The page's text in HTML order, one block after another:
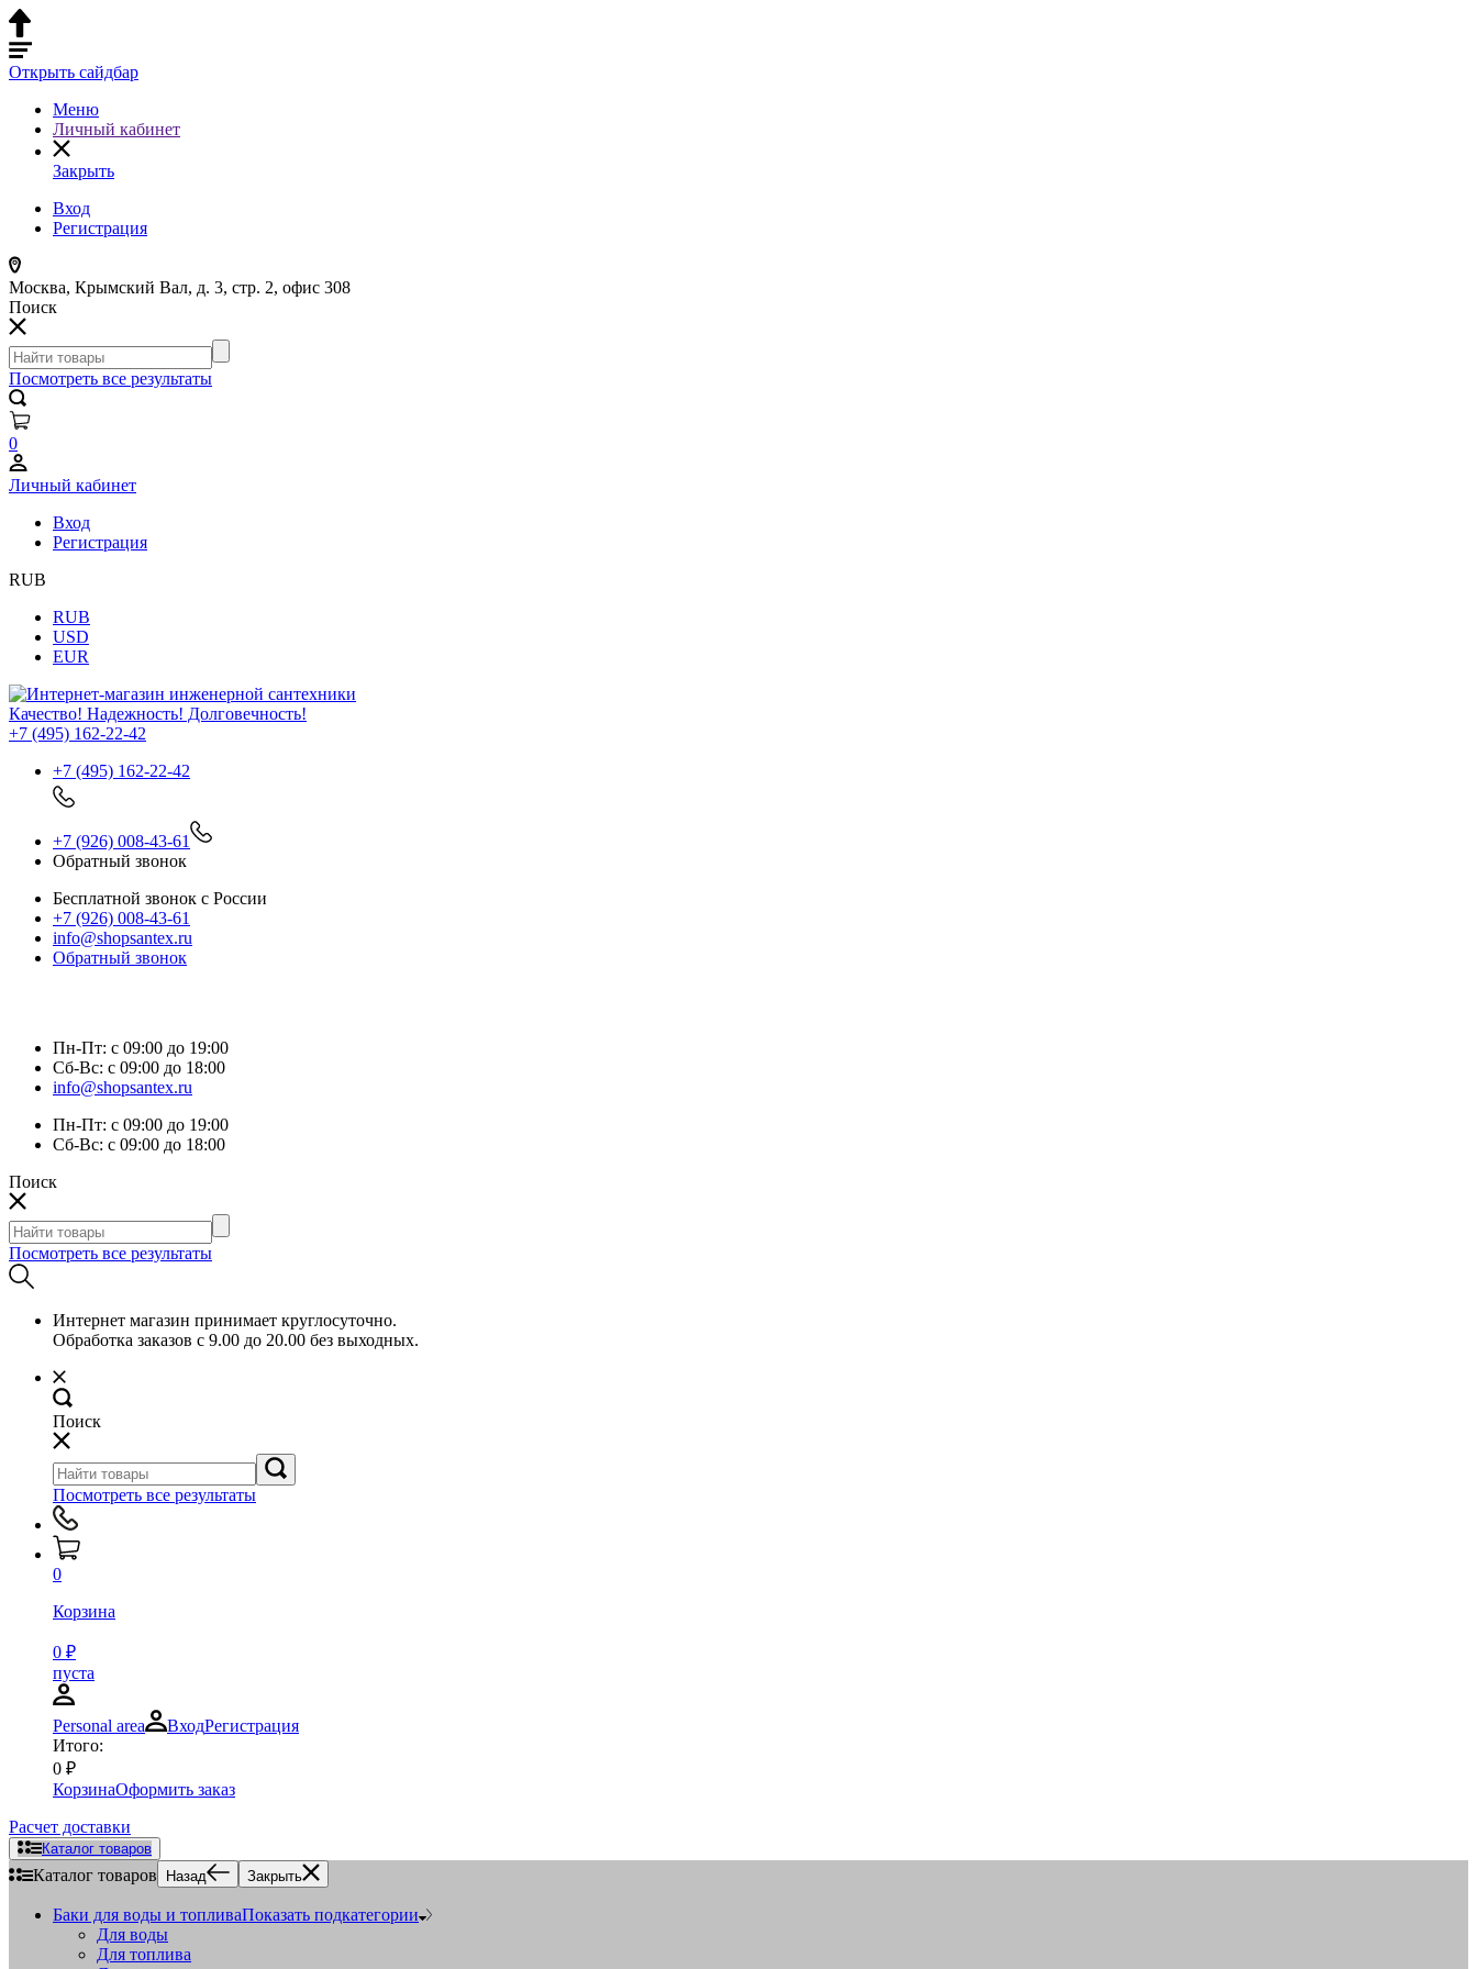
Открыть сайдбар
Меню
Личный кабинет
Закрыть
Вход
Регистрация
Москва, Крымский Вал, д. 3, стр. 2, офис 308
Поиск
Посмотреть все результаты
0
Личный кабинет
Вход
Регистрация
RUB
RUB
USD
EUR
Качество! Надежность! Долговечность!
+7 (495) 162-22-42
+7 (495) 162-22-42
+7 (926) 008-43-61
Обратный звонок
Бесплатной звонок с России
+7 (926) 008-43-61
info@shopsantex.ru
Обратный звонок
Пн-Пт: с 09:00 до 19:00
Сб-Вс: с 09:00 до 18:00
info@shopsantex.ru
Пн-Пт: с 09:00 до 19:00
Сб-Вс: с 09:00 до 18:00
Поиск
Посмотреть все результаты
Интернет магазин принимает круглосуточно.
Обработка заказов с 9.00 до 20.00 без выходных.
Поиск
Посмотреть все результаты
0
Корзина
0 ₽
пуста
Personal area ВходРегистрация
Итого:
0 ₽
КорзинаОформить заказ
Расчет доставки
Каталог товаров
Каталог товаров Назад Закрыть
Баки для воды и топливаПоказать подкатегории
Для воды
Для топлива